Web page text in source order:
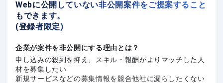
Webに公開していない非公開案件をご提案すること
もできます。
(登録者限定)
企業が案件を非公開にする理由とは？
申し込みの殺到を抑え、スキル・報酬がよりマッチした人
材を募集したい
新規サービスなどの募集情報を競合他社に漏らしたくない